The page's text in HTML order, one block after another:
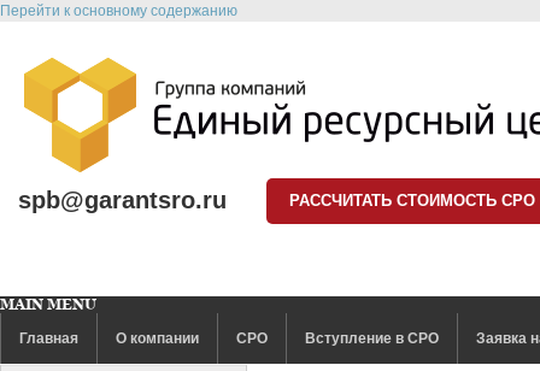
Перейти к основному содержанию
spb@garantsro.ru РАССЧИТАТЬ СТОИМОСТЬ СРО
MAIN MENU
Главная
О компании СРО Вступление в СРО Заявка